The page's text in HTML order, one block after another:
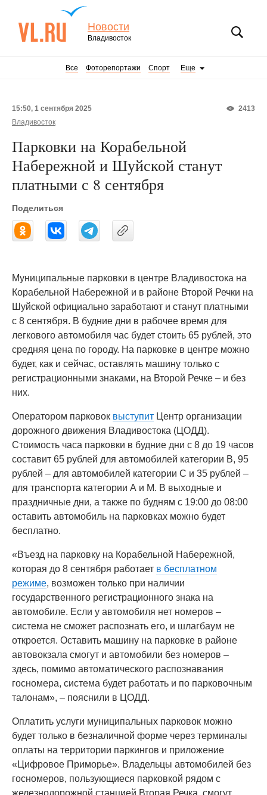
Новости
Владивосток
Все Фоторепортажи Спорт Еще
2413
15:50, 1 сентября 2025
Владивосток
Парковки на Корабельной
Набережной и Шуйской станут
платными с 8 сентября
Поделиться
Муниципальные парковки в центре Владивостока на
Корабельной Набережной и в районе Второй Речки на
Шуйской официально заработают и станут платными
с 8 сентября. В будние дни в рабочее время для
легкового автомобиля час будет стоить 65 рублей, это
средняя цена по городу. На парковке в центре можно
будет, как и сейчас, оставлять машину только с
регистрационными знаками, на Второй Речке – и без
них.
Оператором парковок выступит Центр организации
дорожного движения Владивостока (ЦОДД).
Стоимость часа парковки в будние дни с 8 до 19 часов
составит 65 рублей для автомобилей категории В, 95
рублей – для автомобилей категории С и 35 рублей –
для транспорта категории А и М. В выходные и
праздничные дни, а также по будням с 19:00 до 08:00
оставить автомобиль на парковках можно будет
бесплатно.
«Въезд на парковку на Корабельной Набережной,
которая до 8 сентября работает в бесплатном
режиме, возможен только при наличии
государственного регистрационного знака на
автомобиле. Если у автомобиля нет номеров –
система не сможет распознать его, и шлагбаум не
откроется. Оставить машину на парковке в районе
автовокзала смогут и автомобили без номеров –
здесь, помимо автоматического распознавания
госномера, система будет работать и по парковочным
талонам», – пояснили в ЦОДД.
Оплатить услуги муниципальных парковок можно
будет только в безналичной форме через терминалы
оплаты на территории паркингов и приложение
«Цифровое Приморье». Владельцы автомобилей без
госномеров, пользующиеся парковкой рядом с
железнодорожной станцией Вторая Речка, смогут